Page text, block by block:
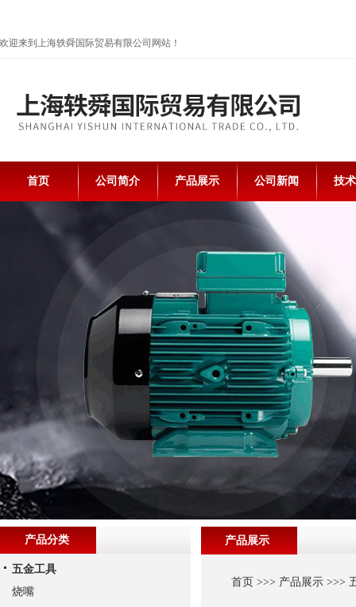
欢迎来到上海轶舜国际贸易有限公司网站！
首页 公司简介 产品展示 公司新闻 技
产品展示
首页 >>> 产品展示>>>
产品分类
五金工具
烧嘴